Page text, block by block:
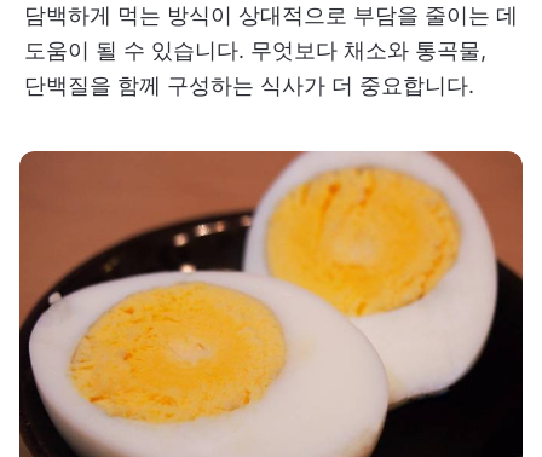
담백하게 먹는 방식이 상대적으로 부담을 줄이는 데
도움이 될 수 있습니다. 무엇보다 채소와 통곡물,
단백질을 함께 구성하는 식사가 더 중요합니다.